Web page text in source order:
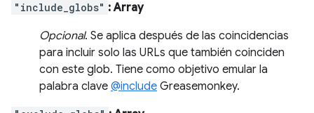
"include_globs" : Array
Opcional. Se aplica después de las coincidencias
para incluir solo las URLs que también coinciden
con este glob. Tiene como objetivo emular la
palabra clave @include Greasemonkey.